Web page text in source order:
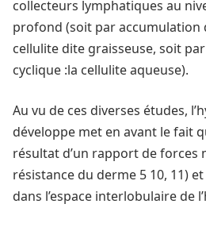
collecteurs lymphatiques au
profond (soit par accumulation
cellulite dite graisseuse, soit
cyclique :la cellulite aqueuse).
Au vu de ces diverses études,
développe met en avant le fait
résultat d’un rapport de forces
résistance du derme 5 10, 11)
dans l’espace interlobulaire de